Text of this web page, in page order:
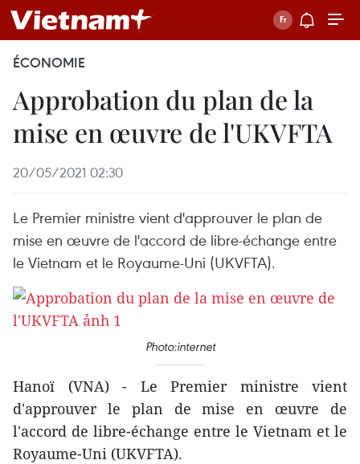
ÉCONOMIE
Approbation du plan de la
mise en œuvre de l'UKVFTA
20/05/2021 02:30
Le Premier ministre vient d'approuver le plan de
mise en œuvre de l'accord de libre-échange entre
le Vietnam et le Royaume-Uni (UKVFTA).
Photo:internet
Hanoï (VNA) - Le Premier ministre vient
d'approuver le plan de mise en œuvre de
l'accord de libre-échange entre le Vietnam et le
Royaume-Uni (UKVFTA).